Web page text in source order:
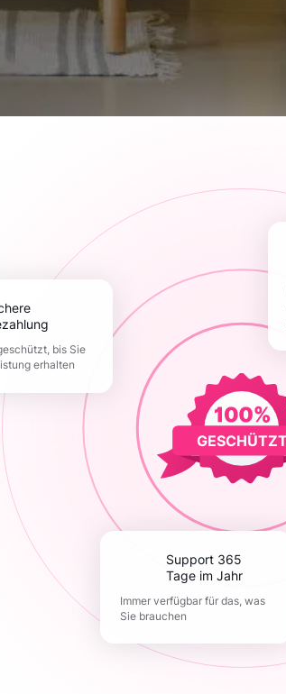
bis Sie
erhalten
Support 365
Tage im Jahr
Immer verfügbar für das, was
Sie brauchen